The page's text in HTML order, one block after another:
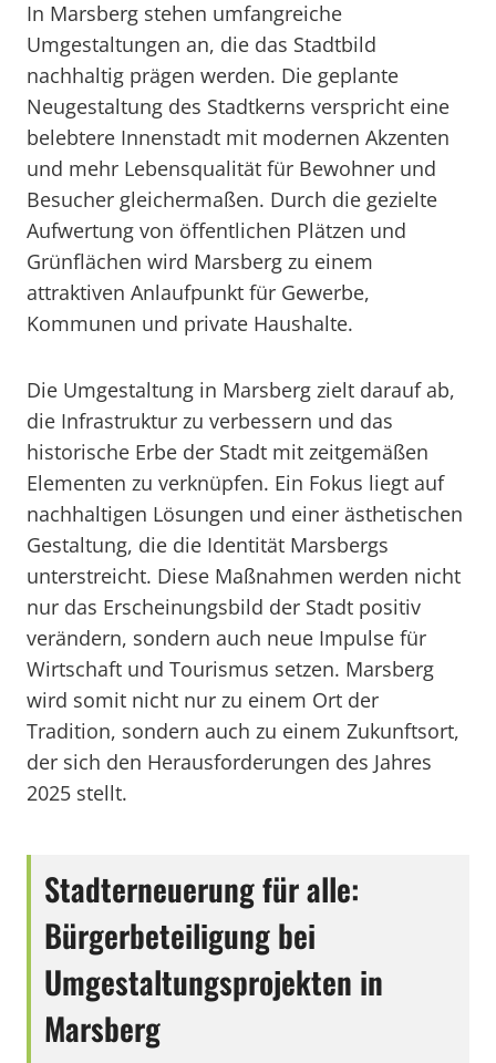
In Marsberg stehen umfangreiche
Umgestaltungen an, die das Stadtbild
nachhaltig prägen werden. Die geplante
Neugestaltung des Stadtkerns verspricht eine
belebtere Innenstadt mit modernen Akzenten
und mehr Lebensqualität für Bewohner und
Besucher gleichermaßen. Durch die gezielte
Aufwertung von öffentlichen Plätzen und
Grünflächen wird Marsberg zu einem
attraktiven Anlaufpunkt für Gewerbe,
Kommunen und private Haushalte.
Die Umgestaltung in Marsberg zielt darauf ab,
die Infrastruktur zu verbessern und das
historische Erbe der Stadt mit zeitgemäßen
Elementen zu verknüpfen. Ein Fokus liegt auf
nachhaltigen Lösungen und einer ästhetischen
Gestaltung, die die Identität Marsbergs
unterstreicht. Diese Maßnahmen werden nicht
nur das Erscheinungsbild der Stadt positiv
verändern, sondern auch neue Impulse für
Wirtschaft und Tourismus setzen. Marsberg
wird somit nicht nur zu einem Ort der
Tradition, sondern auch zu einem Zukunftsort,
der sich den Herausforderungen des Jahres
2025 stellt.
Stadterneuerung für alle:
Bürgerbeteiligung bei
Umgestaltungsprojekten in
Marsberg